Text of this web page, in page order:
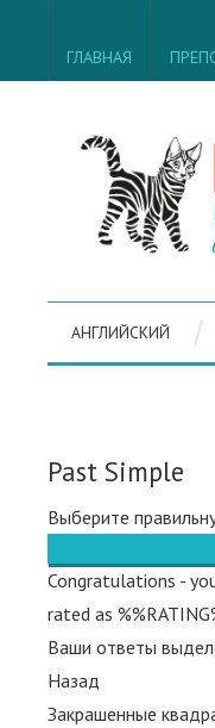
ГЛАВНАЯ
АНГЛИЙСКИЙ
Past Simple
Выберите
Congratulations -
rated as
Ваши ответы
Назад
Закрашенные